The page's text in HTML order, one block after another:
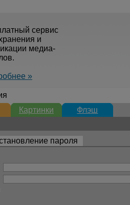
сервис
и
медиа-
»
Картинки
Флэш
пароля